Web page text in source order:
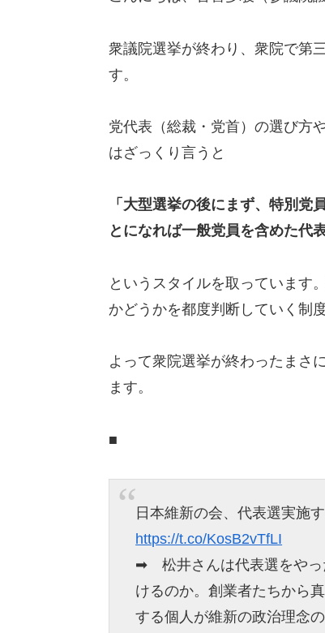
衆議院選挙が終わり、衆院で第
す。
党代表（総裁・党首）の選び方
はざっくり言うと
「大型選挙の後にまず、特別
とになれば一般党員を含めた代
というスタイルを取っています
かどうかを都度判断していく制
よって衆院選挙が終わったまさ
ます。
■
日本維新の会、代表選実施
https://t.co/KosB2vTfLI
➡ 松井さんは代表選をやっ
けるのか。創業者たちから
する個人が維新の政治理念の